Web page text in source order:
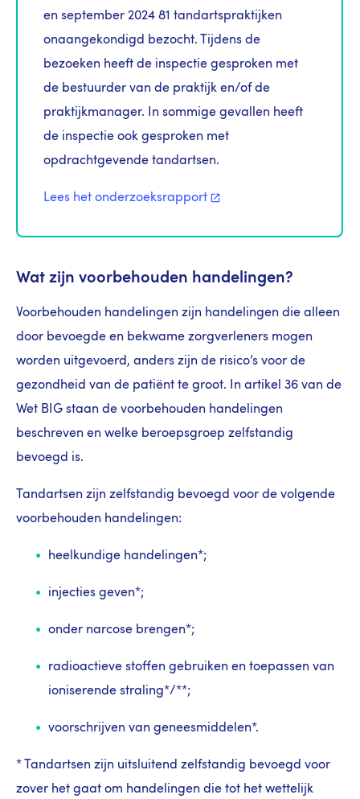
en september 2024 81 tandartspraktijken
onaangekondigd bezocht. Tijdens de
bezoeken heeft de inspectie gesproken met
de bestuurder van de praktijk en/of de
praktijkmanager. In sommige gevallen heeft
de inspectie ook gesproken met
opdrachtgevende tandartsen.
Lees het onderzoeksrapport
Wat zijn voorbehouden handelingen?
Voorbehouden handelingen zijn handelingen die alleen
door bevoegde en bekwame zorgverleners mogen
worden uitgevoerd, anders zijn de risico’s voor de
gezondheid van de patiënt te groot. In artikel 36 van de
Wet BIG staan de voorbehouden handelingen
beschreven en welke beroepsgroep zelfstandig
bevoegd is.
Tandartsen zijn zelfstandig bevoegd voor de volgende
voorbehouden handelingen:
heelkundige handelingen*;
injecties geven*;
onder narcose brengen*;
radioactieve stoffen gebruiken en toepassen van
ioniserende straling*/**;
voorschrijven van geneesmiddelen*.
* Tandartsen zijn uitsluitend zelfstandig bevoegd voor
zover het gaat om handelingen die tot het wettelijk